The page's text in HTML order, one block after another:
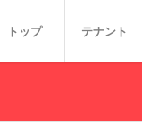
トップ テナント